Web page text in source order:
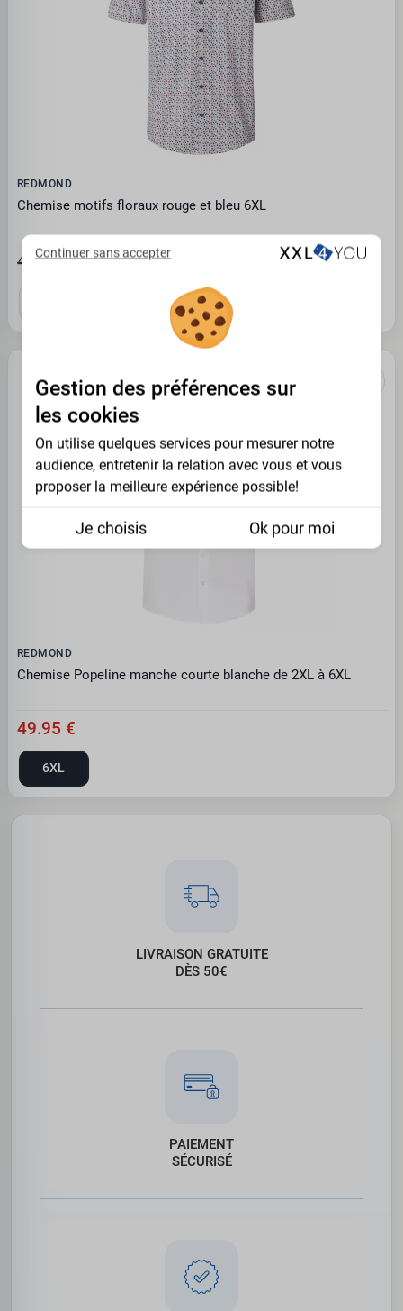
REDMOND
Chemise motifs floraux rouge et bleu 6XL
46.55 € 32.59€
4XL
REDMOND
Chemise Popeline manche courte blanche de 2XL à 6XL
49.95 €
6XL
LIVRAISON GRATUITE
DÈS 50€
PAIEMENT
SÉCURISÉ
Continuer sans accepter
Gestion des préférences sur
les cookies
On utilise quelques services pour mesurer notre
audience, entretenir la relation avec vous et vous
proposer la meilleure expérience possible!
Je choisis Ok pour moi